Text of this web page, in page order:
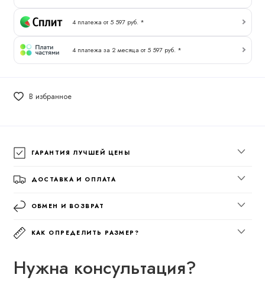
4 платежа от 5 597 руб. *
4 платежа за 2 месяца от 5 597 руб. *
В избранное
ГАРАНТИЯ ЛУЧШЕЙ ЦЕНЫ
ДОСТАВКА И ОПЛАТА
ОБМЕН И ВОЗВРАТ
КАК ОПРЕДЕЛИТЬ РАЗМЕР?
Нужна консультация?